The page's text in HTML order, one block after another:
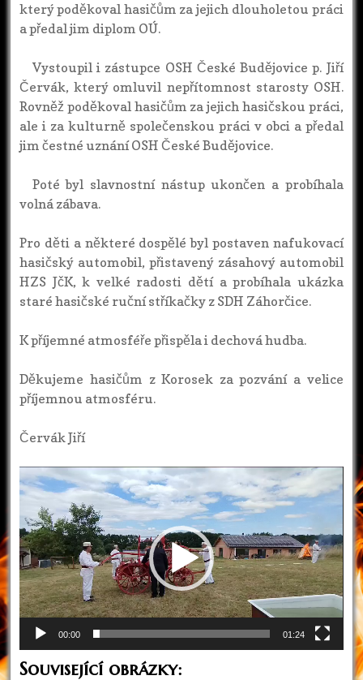
který poděkoval hasičům za jejich dlouholetou práci
a předal jim diplom OÚ.
Vystoupil i zástupce OSH České Budějovice p. Jiří
Červák, který omluvil nepřítomnost starosty OSH.
Rovněž poděkoval hasičům za jejich hasičskou práci,
ale i za kulturně společenskou práci v obci a předal
jim čestné uznání OSH České Budějovice.
Poté byl slavnostní nástup ukončen a probíhala
volná zábava.
Pro děti a některé dospělé byl postaven nafukovací
hasičský automobil, přistavený zásahový automobil
HZS JčK, k velké radosti dětí a probíhala ukázka
staré hasičské ruční stříkačky z SDH Záhorčice.
K příjemné atmosféře přispěla i dechová hudba.
Děkujeme hasičům z Korosek za pozvání a velice
příjemnou atmosféru.
Červák Jiří
Video
přehrávač
00:00 01:24
Související obrázky: